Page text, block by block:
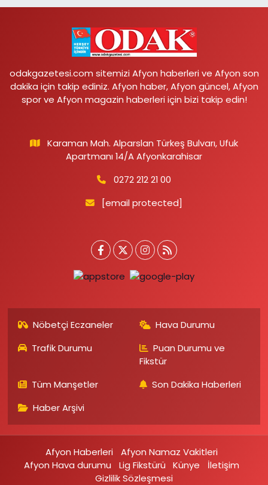
odakgazetesi.com sitemizi Afyon haberleri ve Afyon son
dakika için takip ediniz. Afyon haber, Afyon güncel, Afyon
spor ve Afyon magazin haberleri için bizi takip edin!
Karaman Mah. Alparslan Türkeş Bulvarı, Ufuk
Apartmanı 14/A Afyonkarahisar
0272 212 21 00
[email protected]
Nöbetçi Eczaneler
Hava Durumu
Trafik Durumu
Puan Durumu ve
Fikstür
Tüm Manşetler
Son Dakika Haberleri
Haber Arşivi
Afyon Haberleri
Afyon Namaz Vakitleri
Afyon Hava durumu
Lig Fikstürü Künye
İletişim
Gizlilik Sözleşmesi